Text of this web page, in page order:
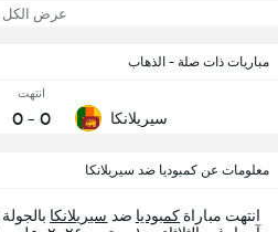
مباريات ذات صلة - الذهاب
سيريلانكا
انتهت
0
-
0
عرض الكل
معلومات عن كمبوديا ضد سيريلانكا
انتهت مباراة كمبوديا ضد سيريلانكا بالجولة Playoffs من